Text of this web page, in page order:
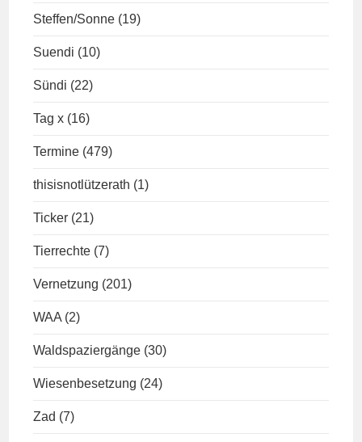
Steffen/Sonne (19)
Suendi (10)
Sündi (22)
Tag x (16)
Termine (479)
thisisnotlützerath (1)
Ticker (21)
Tierrechte (7)
Vernetzung (201)
WAA (2)
Waldspaziergänge (30)
Wiesenbesetzung (24)
Zad (7)